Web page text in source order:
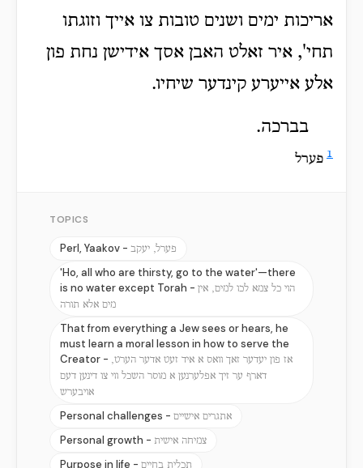
אריכות ימים ושנים טובות צו אייך וזוגתו
תחי', איר זאלט האבן אסך אידישן נחת פון
אלע אייערע קינדער שיחיו.
בברכה.
1 פערל
TOPICS
Perl, Yaakov - פערל, יעקב
'Ho, all who are thirsty, go to the water'—there
is no water except Torah - הוי כל צמא לכו למים, אין
מים אלא תורה
That from everything a Jew sees or hears, he
must learn a moral lesson in how to serve the
Creator - אז פון יעדער זאך וואס א איד זעט אדער הערט,
דארף ער זיך אפלערנען א מוסר השכל ווי צו דינען דעם
אויבערש
Personal challenges - אתגרים אישיים
Personal growth - צמיחה אישית
Purpose in life - תכלית בחיים